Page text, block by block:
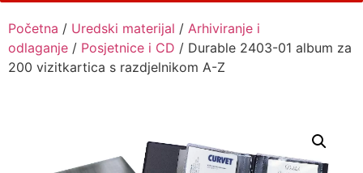
Početna / Uredski materijal / Arhiviranje i
odlaganje / Posjetnice i CD / Durable 2403-01 album za
200 vizitkartica s razdjelnikom A-Z